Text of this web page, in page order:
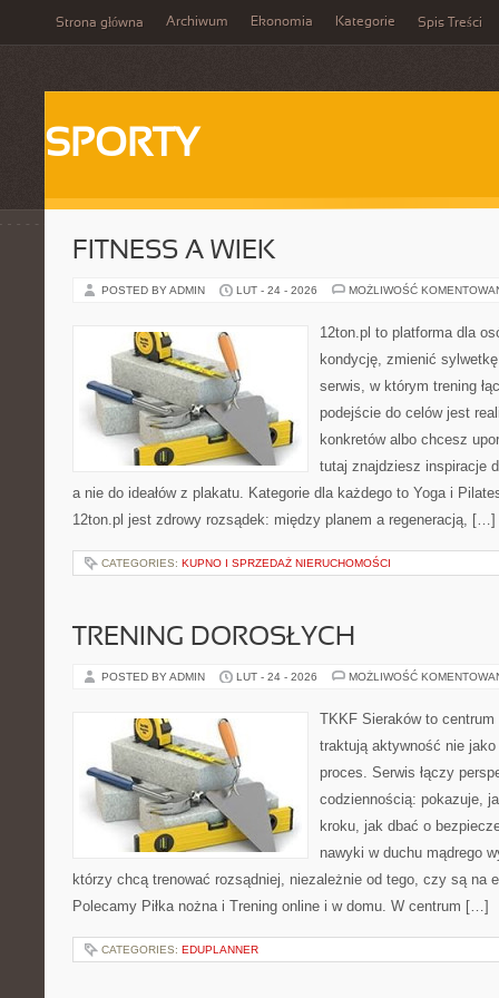
Strona główna Archiwum Ekonomia Kategorie Spis Treści
SPORTY
FITNESS A WIEK
POSTED BY ADMIN LUT - 24 - 2026 MOŻLIWOŚĆ
12ton.pl to platforma dla
kondycję, zmienić
serwis, w którym trening
podejście do celów jest
konkretów albo chcesz
tutaj znajdziesz inspiracje
a nie do ideałów z plakatu. Kategorie dla każdego to Yoga i
12ton.pl jest zdrowy rozsądek: między planem a regeneracją, […]
CATEGORIES: KUPNO I SPRZEDAŻ NIERUCHOMOŚCI
TRENING DOROSŁYCH
POSTED BY ADMIN LUT - 24 - 2026 MOŻLIWOŚĆ
TKKF Sieraków to
traktują aktywność nie
proces. Serwis łączy
codziennością: pokazuje,
kroku, jak dbać o
nawyki w duchu mądrego
którzy chcą trenować rozsądniej, niezależnie od tego, czy są na
Polecamy Piłka nożna i Trening online i w domu. W centrum […]
CATEGORIES: EDUPLANNER